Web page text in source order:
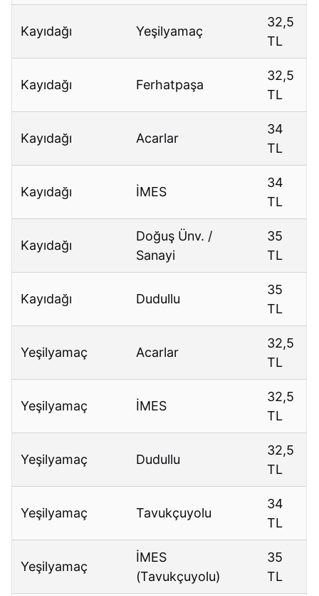
Kayıdağı Yeşilyamaç
32,5
TL
Kayıdağı Ferhatpaşa
32,5
TL
Kayıdağı Acarlar
34
TL
Kayıdağı İMES
34
TL
Kayıdağı
Doğuş Ünv. /
Sanayi
35
TL
Kayıdağı Dudullu
35
TL
Yeşilyamaç Acarlar
32,5
TL
Yeşilyamaç İMES
32,5
TL
Yeşilyamaç Dudullu
32,5
TL
Yeşilyamaç Tavukçuyolu
34
TL
Yeşilyamaç
İMES
(Tavukçuyolu)
35
TL